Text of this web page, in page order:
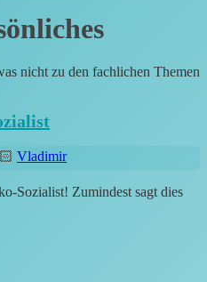
nicht zu den fachlichen Themen
Vladimir
Sozialist! Zumindest sagt dies